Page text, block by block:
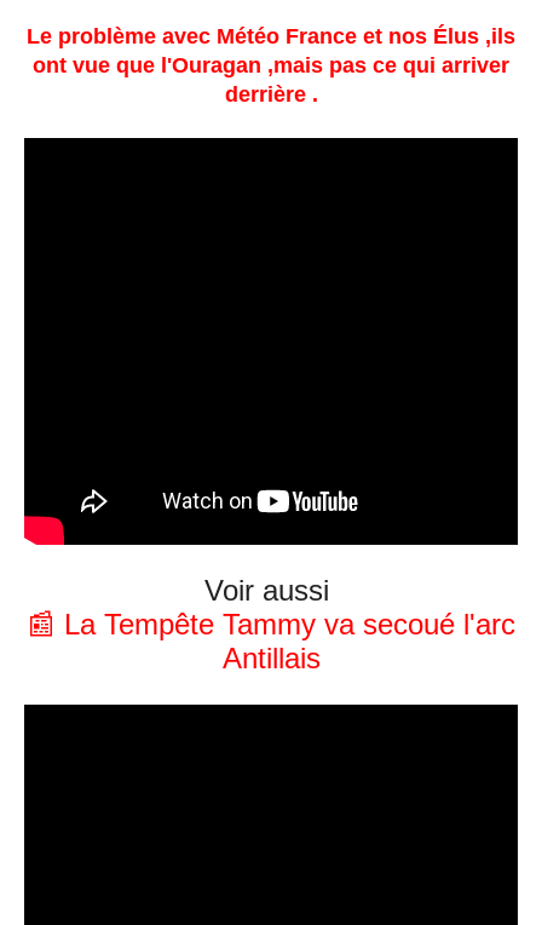
Le problème avec Météo France et nos Élus ,ils
ont vue que l'Ouragan ,mais pas ce qui arriver
derrière .
Voir aussi
📰 La Tempête Tammy va secoué l'arc
Antillais